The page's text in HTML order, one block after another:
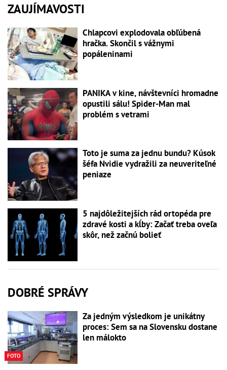
ZAUJÍMAVOSTI
Chlapcovi explodovala obľúbená
hračka. Skončil s vážnymi
popáleninami
PANIKA v kine, návštevníci hromadne
opustili sálu! Spider-Man mal
problém s vetrami
Toto je suma za jednu bundu? Kúsok
šéfa Nvidie vydražili za neuveriteľné
peniaze
5 najdôležitejších rád ortopéda pre
zdravé kosti a kĺby: Začať treba oveľa
skôr, než začnú bolieť
DOBRÉ SPRÁVY
FOTO
Za jedným výsledkom je unikátny
proces: Sem sa na Slovensku dostane
len málokto